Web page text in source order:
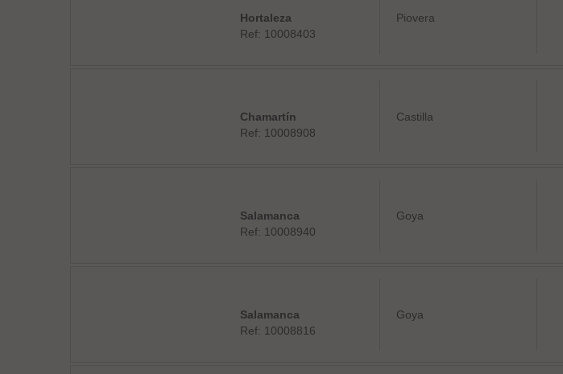
Hortaleza
Ref: 10008403
Piovera
Chamartín
Ref: 10008908
Castilla
Salamanca
Ref: 10008940
Goya
Salamanca
Ref: 10008816
Goya